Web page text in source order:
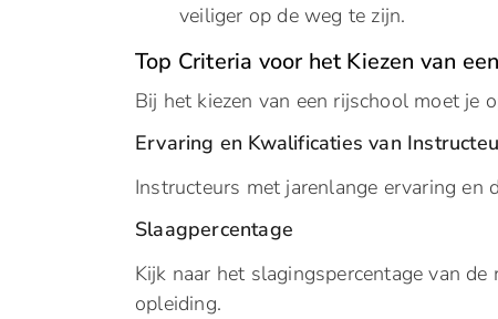
veiliger op de weg te zijn.
Top Criteria voor het Kiezen van
Bij het kiezen van een rijschool moet je
Ervaring en Kwalificaties van
Instructeurs met jarenlange ervaring en
Slaagpercentage
Kijk naar het slagingspercentage van
opleiding.